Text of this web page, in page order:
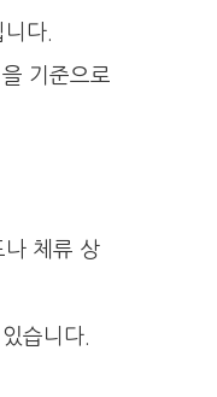
다.
기준으로
체류 상
습니다.